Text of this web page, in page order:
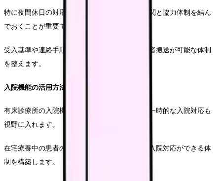
特に夜間休日の対応については、複数の医療機関と協力体制を結ん
でおくことが重要です。
受入基準や連絡手順を明確化し、スムーズな患者搬送が可能な体制
を整えます。
入院機能の活用方法
有床診療所の入院機能を活用し、症状悪化時の一時的な入院対応も
視野に入れます。
在宅療養中の患者の状態変化に応じて、柔軟な入院対応ができる体
制を構築します。